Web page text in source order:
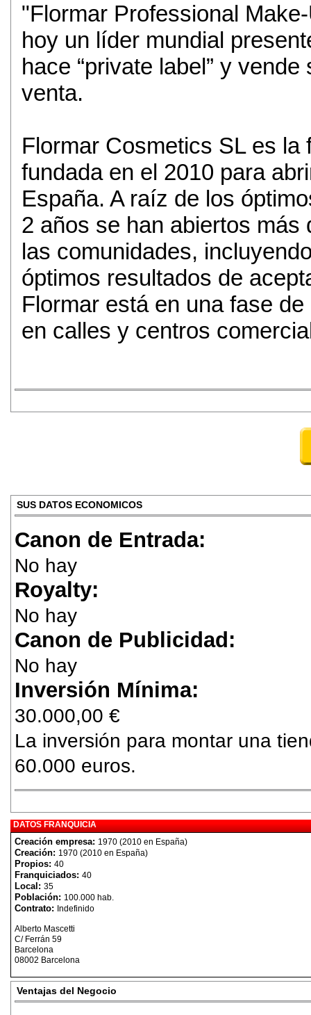
"Flormar Professional
hoy un líder mundial
hace “private label” y
venta.
Flormar Cosmetics SL es la
fundada en el 2010 para
España. A raíz de los
2 años se han abiertos
las comunidades,
óptimos resultados de
Flormar está en una fase
en calles y centros
SUS DATOS ECONOMICOS
Canon de Entrada:
No hay
Royalty:
No hay
Canon de Publicidad:
No hay
Inversión Mínima:
30.000,00 €
La inversión para montar una
60.000 euros.
DATOS FRANQUICIA
Creación empresa: 1970 (2010 en España)
Creación: 1970 (2010 en España)
Propios: 40
Franquiciados: 40
Local: 35
Población: 100.000 hab.
Contrato: Indefinido
Alberto Mascetti
C/ Ferrán 59
Barcelona
08002 Barcelona
Ventajas del Negocio